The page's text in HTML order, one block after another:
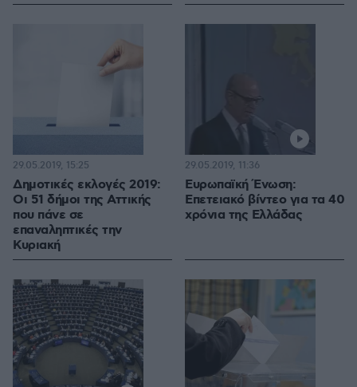
Δημοτικές εκλογές 2019:
Οι 51 δήμοι της Αττικής
που πάνε σε
επαναληπτικές την
Κυριακή
29.05.2019, 15:25
Ευρωπαϊκή Ένωση:
Επετειακό βίντεο για τα 40
χρόνια της Ελλάδας
29.05.2019, 11:36